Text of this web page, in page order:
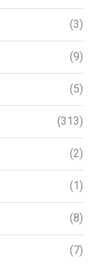
(3)
(9)
(5)
(313)
(2)
(1)
(8)
(7)